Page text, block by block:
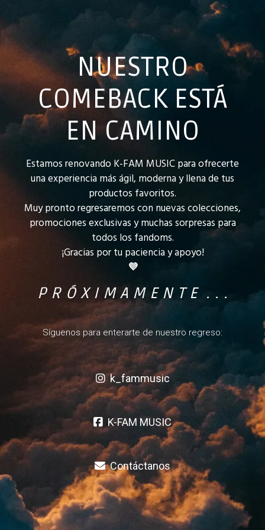
NUESTRO
COMEBACK ESTÁ
EN CAMINO
Estamos renovando K-FAM MUSIC para ofrecerte
una experiencia más ágil, moderna y llena de tus
productos favoritos.
Muy pronto regresaremos con nuevas colecciones,
promociones exclusivas y muchas sorpresas para
todos los fandoms.
¡Gracias por tu paciencia y apoyo!
💜
P R Ó X I M A M E N T E . . .
Síguenos para enterarte de nuestro regreso:
k_fammusic
K-FAM MUSIC
Contáctanos